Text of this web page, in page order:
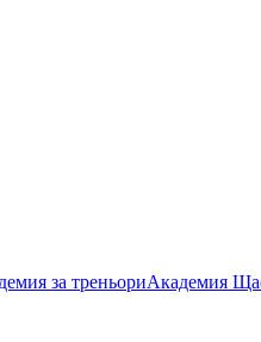
за треньориАкадемия